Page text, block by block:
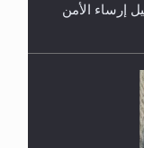
إرساء الأمن